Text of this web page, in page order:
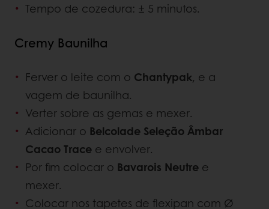
Tempo de cozedura: ± 5 minutos.
Cremy Baunilha
Ferver o leite com o Chantypak, e a
vagem de baunilha.
Verter sobre as gemas e mexer.
Adicionar o Belcolade Seleção Âmbar
Cacao Trace e envolver.
Por fim colocar o Bavarois Neutre e
mexer.
Colocar nos tapetes de flexipan com Ø